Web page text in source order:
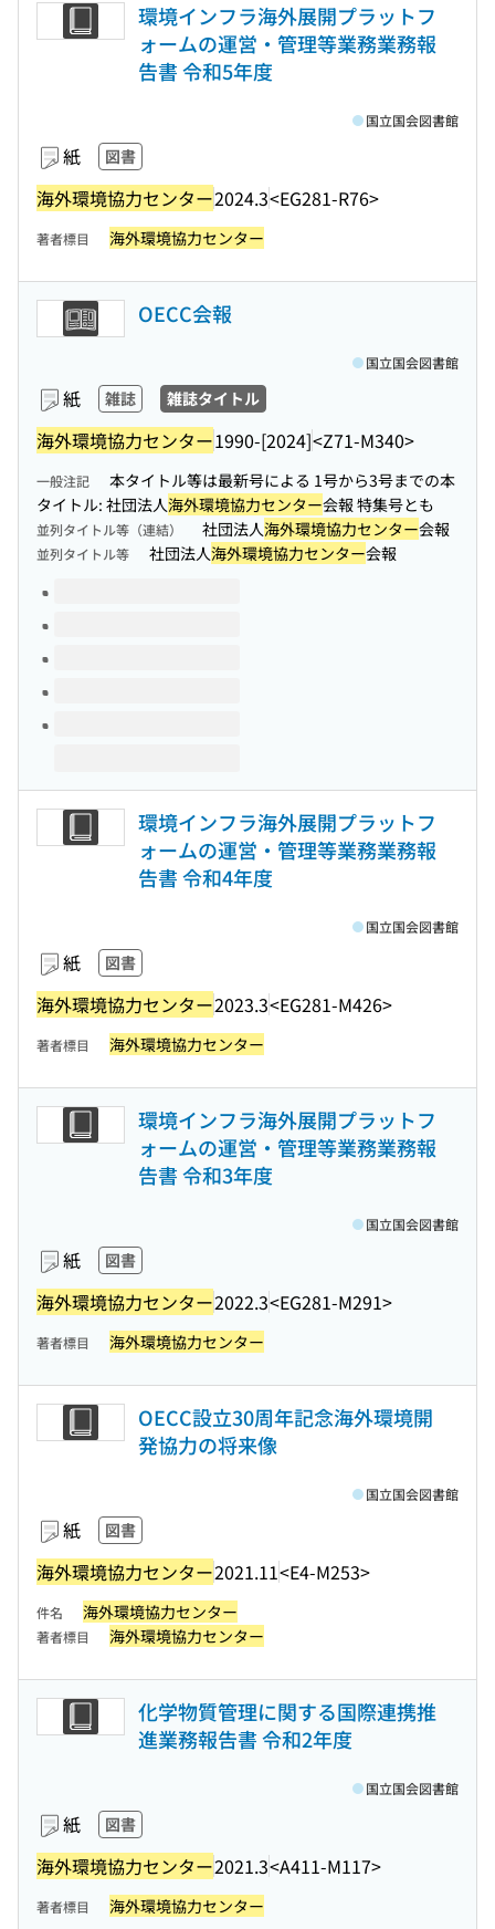
環境インフラ海外展開プラットフ
ォームの運営・管理等業務業務報
告書 令和5年度
紙 図書
海外環境協力センター2024.3<EG281-R76>
国立国会図書館
著者標目 海外環境協力センター
OECC会報
紙 雑誌 雑誌タイトル
海外環境協力センター1990-[2024]<Z71-M340>
国立国会図書館
一般注記
本タイトル等は最新号による 1号から3号までの本
タイトル: 社団法人海外環境協力センター会報 特集号とも
並列タイトル等（連結） 社団法人海外環境協力センター会報
並列タイトル等 社団法人海外環境協力センター会報
このタイトルの巻号
環境インフラ海外展開プラットフ
ォームの運営・管理等業務業務報
告書 令和4年度
紙 図書
海外環境協力センター2023.3<EG281-M426>
国立国会図書館
著者標目 海外環境協力センター
環境インフラ海外展開プラットフ
ォームの運営・管理等業務業務報
告書 令和3年度
紙 図書
海外環境協力センター2022.3<EG281-M291>
国立国会図書館
著者標目 海外環境協力センター
OECC設立30周年記念海外環境開
発協力の将来像
紙 図書
海外環境協力センター2021.11<E4-M253>
国立国会図書館
件名 海外環境協力センター
著者標目 海外環境協力センター
化学物質管理に関する国際連携推
進業務報告書 令和2年度
紙 図書
海外環境協力センター2021.3<A411-M117>
国立国会図書館
著者標目 海外環境協力センター